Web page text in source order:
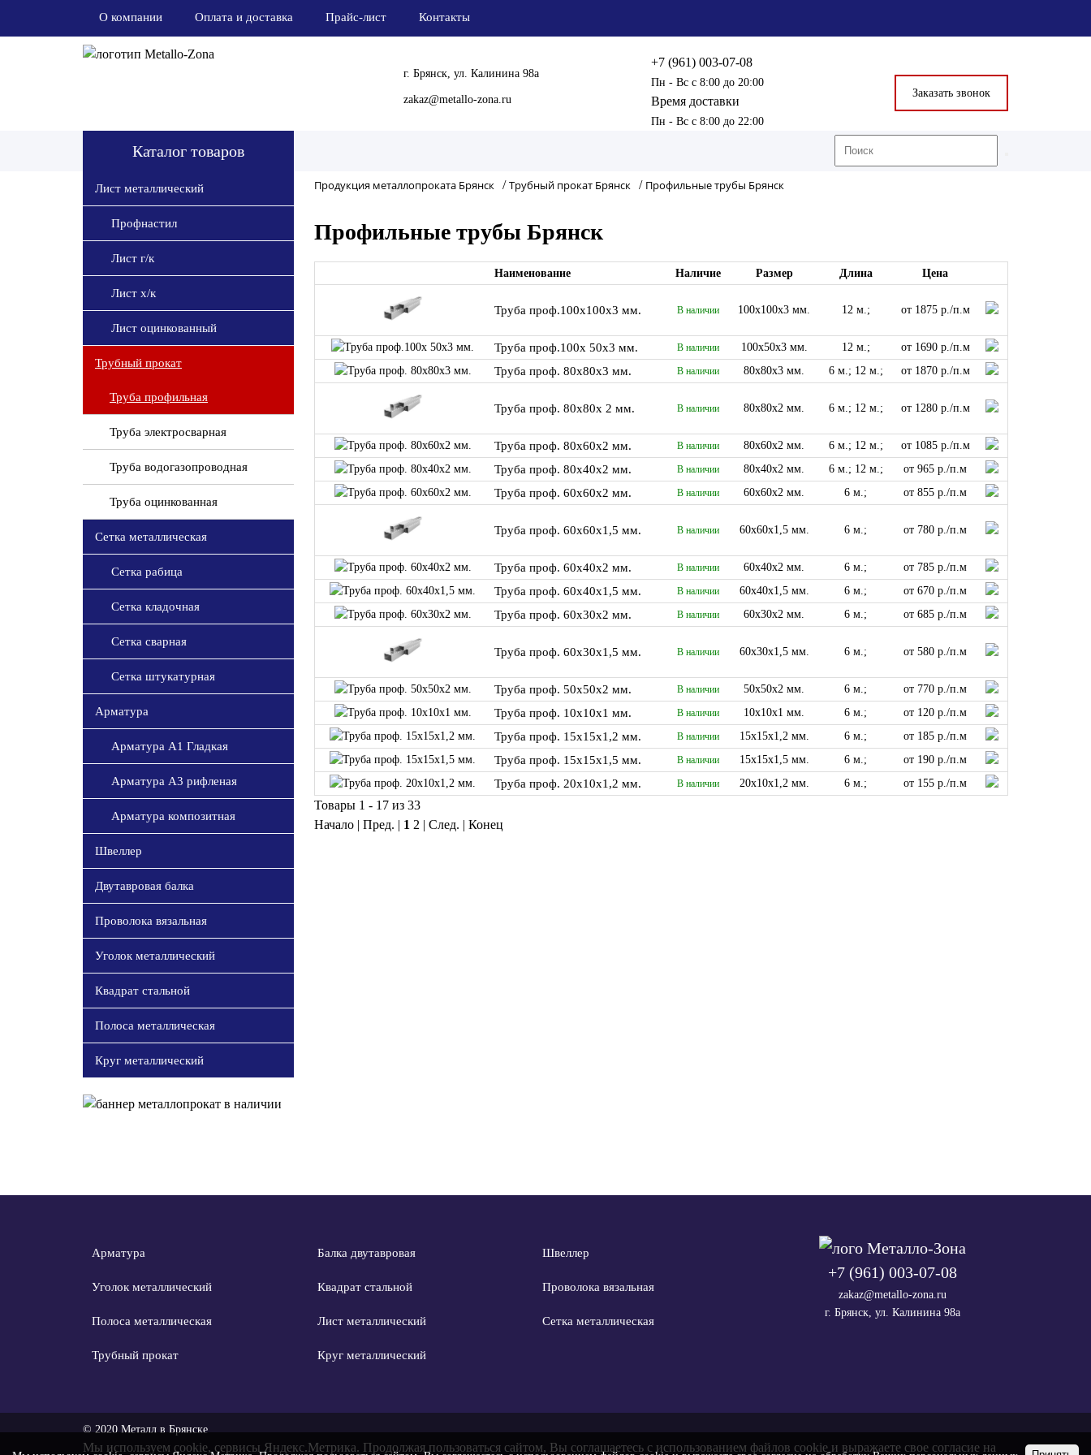
О компании Оплата и доставка Прайс-лист Контакты
г. Брянск, ул. Калинина 98а
zakaz@metallo-zona.ru
+7 (961) 003-07-08
Пн - Вс с 8:00 до 20:00
Время доставки
Пн - Вс с 8:00 до 22:00
Заказать звонок
Каталог товаров
Лист металлический
Профнастил
Лист г/к
Лист х/к
Лист оцинкованный
Трубный прокат
Труба профильная
Труба электросварная
Труба водогазопроводная
Труба оцинкованная
Сетка металлическая
Сетка рабица
Сетка кладочная
Сетка сварная
Сетка штукатурная
Арматура
Арматура А1 Гладкая
Арматура А3 рифленая
Арматура композитная
Швеллер
Двутавровая балка
Проволока вязальная
Уголок металлический
Квадрат стальной
Полоса металлическая
Круг металлический
Продукция металлопроката Брянск /Трубный прокат Брянск / Профильные трубы Брянск
Профильные трубы Брянск
Наименование Наличие Размер Длина Цена
Труба проф.100х100х3 мм. В наличии 100x100x3 мм. 12 м.; от 1875 р./п.м
Труба проф.100х 50х3 мм. В наличии 100x50x3 мм. 12 м.; от 1690 р./п.м
Труба проф. 80х80х3 мм. В наличии 80x80x3 мм. 6 м.; 12 м.; от 1870 р./п.м
Труба проф. 80х80х 2 мм. В наличии 80x80x2 мм. 6 м.; 12 м.; от 1280 р./п.м
Труба проф. 80х60х2 мм. В наличии 80x60x2 мм. 6 м.; 12 м.; от 1085 р./п.м
Труба проф. 80х40х2 мм. В наличии 80x40x2 мм. 6 м.; 12 м.; от 965 р./п.м
Труба проф. 60х60х2 мм. В наличии 60x60x2 мм. 6 м.; от 855 р./п.м
Труба проф. 60х60х1,5 мм. В наличии 60x60x1,5 мм. 6 м.; от 780 р./п.м
Труба проф. 60х40х2 мм. В наличии 60x40x2 мм. 6 м.; от 785 р./п.м
Труба проф. 60х40х1,5 мм. В наличии 60x40x1,5 мм. 6 м.; от 670 р./п.м
Труба проф. 60х30х2 мм. В наличии 60x30x2 мм. 6 м.; от 685 р./п.м
Труба проф. 60х30х1,5 мм. В наличии 60x30x1,5 мм. 6 м.; от 580 р./п.м
Труба проф. 50х50х2 мм. В наличии 50x50x2 мм. 6 м.; от 770 р./п.м
Труба проф. 10х10х1 мм. В наличии 10x10x1 мм. 6 м.; от 120 р./п.м
Труба проф. 15х15х1,2 мм. В наличии 15x15x1,2 мм. 6 м.; от 185 р./п.м
Труба проф. 15х15х1,5 мм. В наличии 15x15x1,5 мм. 6 м.; от 190 р./п.м
Труба проф. 20х10х1,2 мм. В наличии 20x10x1,2 мм. 6 м.; от 155 р./п.м
Товары 1 - 17 из 33
Начало | Пред. | 1 2 | След. | Конец
Арматура Балка двутавровая Швеллер
Уголок металлический Квадрат стальной Проволока вязальная
Полоса металлическая Лист металлический Сетка металлическая
Трубный прокат Круг металлический
+7 (961) 003-07-08
zakaz@metallo-zona.ru
г. Брянск, ул. Калинина 98а
© 2020 Металл в Брянске
Мы используем cookie, сервисы Яндекс.Метрика. Продолжая пользоваться сайтом, Вы соглашаетесь с использованием файлов cookie и выражаете свое согласие на